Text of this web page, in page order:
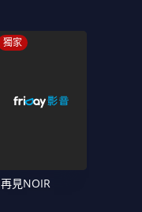
獨家
再見NOIR